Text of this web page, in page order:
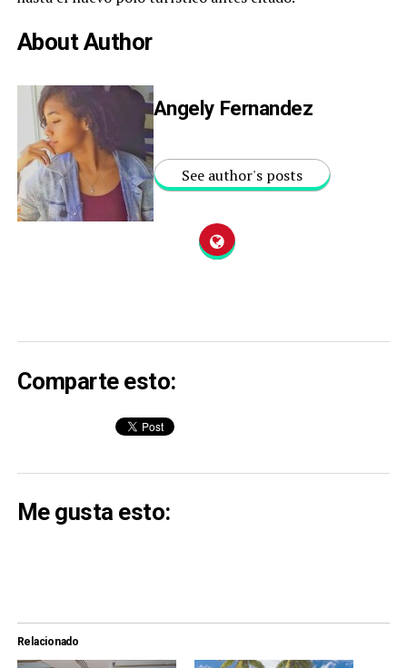
About Author
Angely Fernandez
See author's posts
Comparte esto:
Me gusta esto:
Relacionado